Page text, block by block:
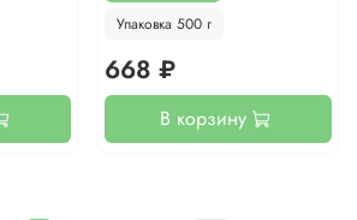
Упаковка 500 г
668 ₽
В корзину